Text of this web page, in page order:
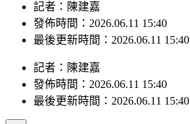
記者：陳建嘉
發佈時間：2026.06.11 15:40
最後更新時間：2026.06.11 15:40
記者 ： 陳建嘉
發佈時間： 2026.06.11 15:40
最後更新時間： 2026.06.11 15:40